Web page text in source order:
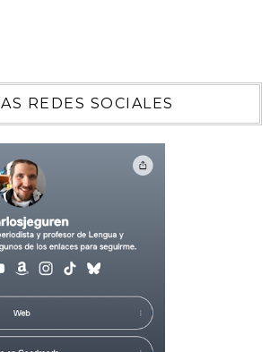
REDES SOCIALES